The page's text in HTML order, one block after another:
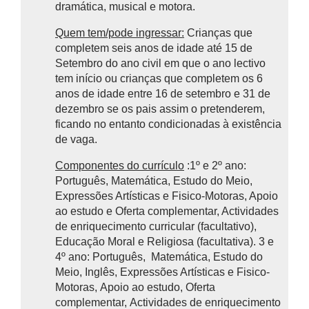
dramática, musical e motora.
Quem tem/pode ingressar: Crianças que
completem seis anos de idade até 15 de
Setembro do ano civil em que o ano lectivo
tem início ou crianças que completem os 6
anos de idade entre 16 de setembro e 31 de
dezembro se os pais assim o pretenderem,
ficando no entanto condicionadas à existência
de vaga.
Componentes do currículo :1º e 2º ano:
Português, Matemática, Estudo do Meio,
Expressões Artísticas e Fisico-Motoras, Apoio
ao estudo e Oferta complementar, Actividades
de enriquecimento curricular (facultativo),
Educação Moral e Religiosa (facultativa). 3 e
4º ano: Português, Matemática, Estudo do
Meio, Inglês, Expressões Artísticas e Fisico-
Motoras, Apoio ao estudo, Oferta
complementar, Actividades de enriquecimento